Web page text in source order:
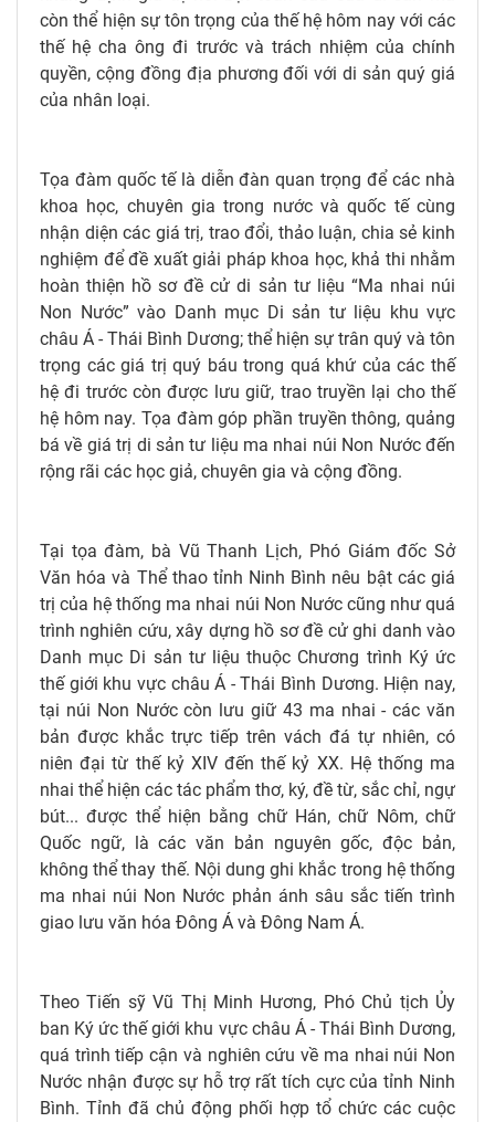
còn thể hiện sự tôn trọng của thế hệ hôm nay với các
thế hệ cha ông đi trước và trách nhiệm của chính
quyền, cộng đồng địa phương đối với di sản quý giá
của nhân loại.
Tọa đàm quốc tế là diễn đàn quan trọng để các nhà
khoa học, chuyên gia trong nước và quốc tế cùng
nhận diện các giá trị, trao đổi, thảo luận, chia sẻ kinh
nghiệm để đề xuất giải pháp khoa học, khả thi nhằm
hoàn thiện hồ sơ đề cử di sản tư liệu “Ma nhai núi
Non Nước” vào Danh mục Di sản tư liệu khu vực
châu Á - Thái Bình Dương; thể hiện sự trân quý và tôn
trọng các giá trị quý báu trong quá khứ của các thế
hệ đi trước còn được lưu giữ, trao truyền lại cho thế
hệ hôm nay. Tọa đàm góp phần truyền thông, quảng
bá về giá trị di sản tư liệu ma nhai núi Non Nước đến
rộng rãi các học giả, chuyên gia và cộng đồng.
Tại tọa đàm, bà Vũ Thanh Lịch, Phó Giám đốc Sở
Văn hóa và Thể thao tỉnh Ninh Bình nêu bật các giá
trị của hệ thống ma nhai núi Non Nước cũng như quá
trình nghiên cứu, xây dựng hồ sơ đề cử ghi danh vào
Danh mục Di sản tư liệu thuộc Chương trình Ký ức
thế giới khu vực châu Á - Thái Bình Dương. Hiện nay,
tại núi Non Nước còn lưu giữ 43 ma nhai - các văn
bản được khắc trực tiếp trên vách đá tự nhiên, có
niên đại từ thế kỷ XIV đến thế kỷ XX. Hệ thống ma
nhai thể hiện các tác phẩm thơ, ký, đề từ, sắc chỉ, ngự
bút... được thể hiện bằng chữ Hán, chữ Nôm, chữ
Quốc ngữ, là các văn bản nguyên gốc, độc bản,
không thể thay thế. Nội dung ghi khắc trong hệ thống
ma nhai núi Non Nước phản ánh sâu sắc tiến trình
giao lưu văn hóa Đông Á và Đông Nam Á.
Theo Tiến sỹ Vũ Thị Minh Hương, Phó Chủ tịch Ủy
ban Ký ức thế giới khu vực châu Á - Thái Bình Dương,
quá trình tiếp cận và nghiên cứu về ma nhai núi Non
Nước nhận được sự hỗ trợ rất tích cực của tỉnh Ninh
Bình. Tỉnh đã chủ động phối hợp tổ chức các cuộc